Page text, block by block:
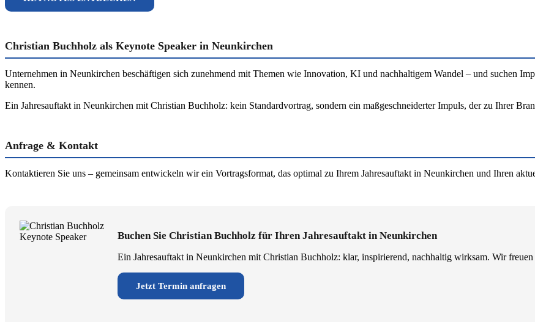
Christian Buchholz als Keynote Speaker in Neunkirchen
Unternehmen in Neunkirchen beschäftigen sich zunehmend mit Themen wie Innovation, KI und nachhaltigem Wandel – und suchen
kennen.
Ein Jahresauftakt in Neunkirchen mit Christian Buchholz: kein Standardvortrag, sondern ein maßgeschneiderter Impuls, der zu Ihrer
Anfrage & Kontakt
Kontaktieren Sie uns – gemeinsam entwickeln wir ein Vortragsformat, das optimal zu Ihrem Jahresauftakt in Neunkirchen und Ihren
Buchen Sie Christian Buchholz für Ihren Jahresauftakt in Neunkirchen
Ein Jahresauftakt in Neunkirchen mit Christian Buchholz: klar, inspirierend, nachhaltig wirksam. Wir
Jetzt Termin anfragen